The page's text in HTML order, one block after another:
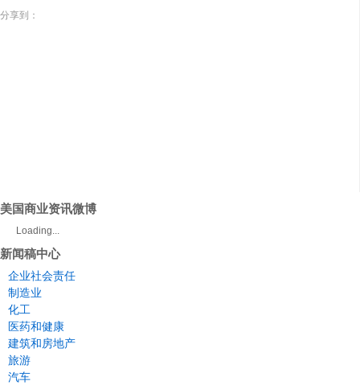
分享到：
美国商业资讯微博
Loading...
新闻稿中心
企业社会责任
制造业
化工
医药和健康
建筑和房地产
旅游
汽车